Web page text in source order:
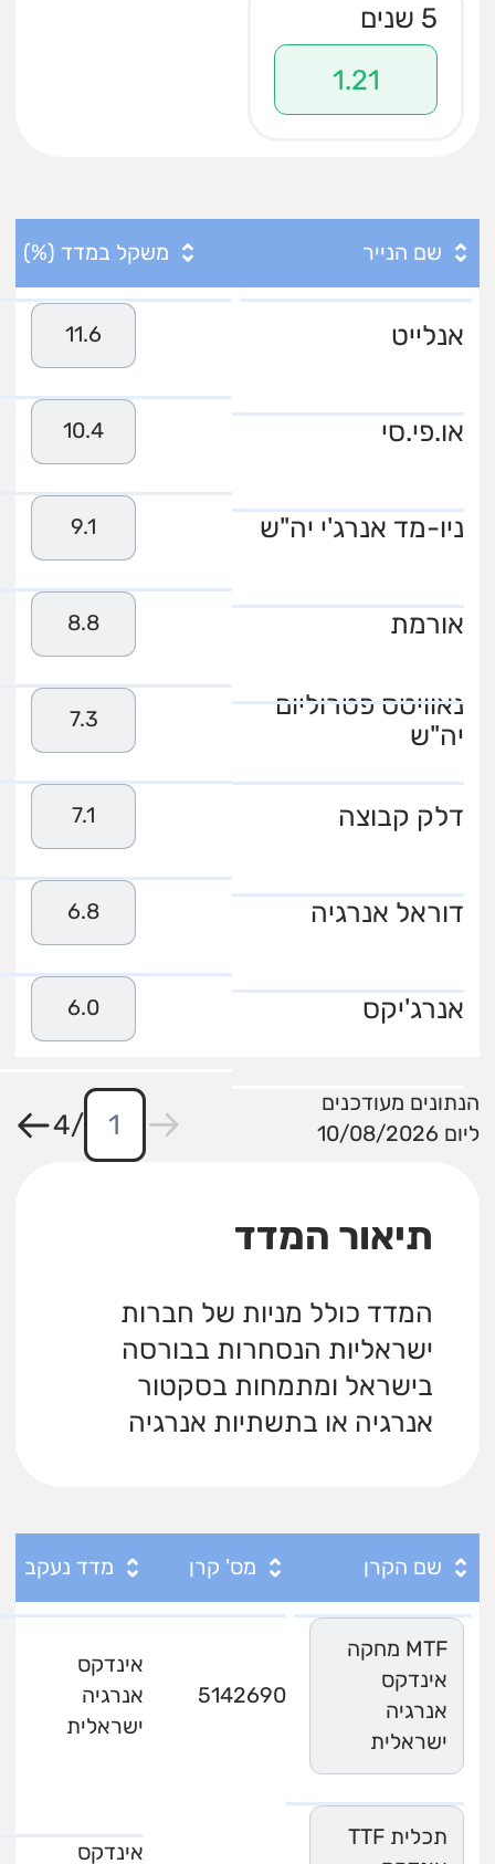
5 שנים
1.21
שם הנייר משקל במדד (%)
אנלייט 11.6
או.פי.סי 10.4
ניו-מד אנרג'י יה"ש 9.1
אורמת 8.8
נאוויטס פטרוליום
יה"ש
7.3
דלק קבוצה 7.1
דוראל אנרגיה 6.8
אנרג'יקס 6.0
הנתונים מעודכנים
ליום 10/08/2026
/
4
תיאור המדד
המדד כולל מניות של חברות
ישראליות הנסחרות בבורסה
בישראל ומתמחות בסקטור
אנרגיה או בתשתיות אנרגיה
שם הקרן מס' קרן מדד נעקב
MTF מחקה
אינדקס
אנרגיה
ישראלית
5142690
אינדקס
אנרגיה
ישראלית
תכלית TTF
אינדקס